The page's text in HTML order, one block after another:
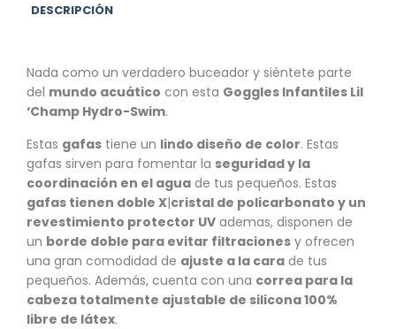
DESCRIPCIÓN
Nada como un verdadero buceador y siéntete parte
del mundo acuático con esta Goggles Infantiles Lil
‘Champ Hydro-Swim.
Estas gafas tiene un lindo diseño de color. Estas
gafas sirven para fomentar la seguridad y la
coordinación en el agua de tus pequeños. Estas
gafas tienen doble X|cristal de policarbonato y un
revestimiento protector UV ademas, disponen de
un borde doble para evitar filtraciones y ofrecen
una gran comodidad de ajuste a la cara de tus
pequeños. Además, cuenta con una correa para la
cabeza totalmente ajustable de silicona 100%
libre de látex.